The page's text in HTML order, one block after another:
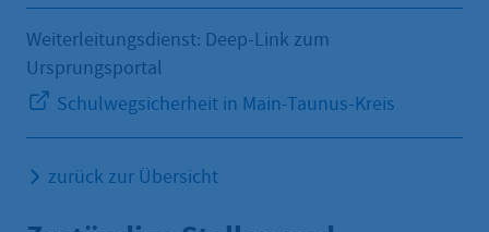
Weiterleitungsdienst: Deep-Link zum
Ursprungsportal
Schulwegsicherheit in Main-Taunus-Kreis
zurück zur Übersicht